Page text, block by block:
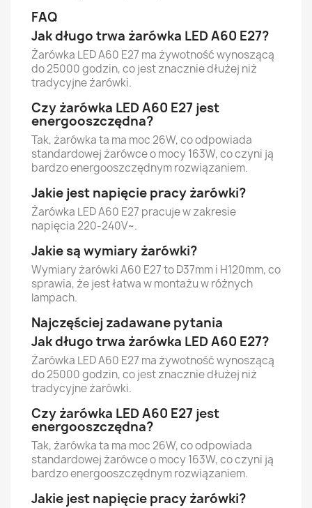
FAQ
Jak długo trwa żarówka LED A60 E27?
Żarówka LED A60 E27 ma żywotność wynoszącą
do 25000 godzin, co jest znacznie dłużej niż
tradycyjne żarówki.
Czy żarówka LED A60 E27 jest
energooszczędna?
Tak, żarówka ta ma moc 26W, co odpowiada
standardowej żarówce o mocy 163W, co czyni ją
bardzo energooszczędnym rozwiązaniem.
Jakie jest napięcie pracy żarówki?
Żarówka LED A60 E27 pracuje w zakresie
napięcia 220-240V~.
Jakie są wymiary żarówki?
Wymiary żarówki A60 E27 to D37mm i H120mm, co
sprawia, że jest łatwa w montażu w różnych
lampach.
Najczęściej zadawane pytania
Jak długo trwa żarówka LED A60 E27?
Żarówka LED A60 E27 ma żywotność wynoszącą
do 25000 godzin, co jest znacznie dłużej niż
tradycyjne żarówki.
Czy żarówka LED A60 E27 jest
energooszczędna?
Tak, żarówka ta ma moc 26W, co odpowiada
standardowej żarówce o mocy 163W, co czyni ją
bardzo energooszczędnym rozwiązaniem.
Jakie jest napięcie pracy żarówki?